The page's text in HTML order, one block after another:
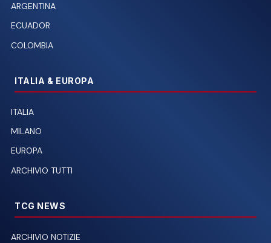
ARGENTINA
ECUADOR
COLOMBIA
ITALIA & EUROPA
ITALIA
MILANO
EUROPA
ARCHIVIO TUTTI
TCG NEWS
ARCHIVIO NOTIZIE